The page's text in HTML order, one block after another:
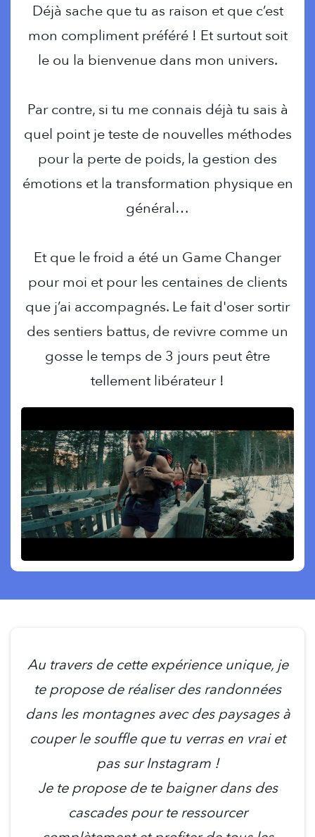
Déjà sache que tu as raison et que c’est
mon compliment préféré ! Et surtout soit
le ou la bienvenue dans mon univers.
Par contre, si tu me connais déjà tu sais à
quel point je teste de nouvelles méthodes
pour la perte de poids, la gestion des
émotions et la transformation physique en
général…
Et que le froid a été un Game Changer
pour moi et pour les centaines de clients
que j’ai accompagnés. Le fait d'oser sortir
des sentiers battus, de revivre comme un
gosse le temps de 3 jours peut être
tellement libérateur !
Au travers de cette expérience unique, je
te propose de réaliser des randonnées
dans les montagnes avec des paysages à
couper le souffle que tu verras en vrai et
pas sur Instagram !
Je te propose de te baigner dans des
cascades pour te ressourcer